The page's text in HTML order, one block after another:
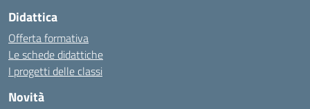
Didattica
Offerta formativa
Le schede didattiche
I progetti delle classi
Novità